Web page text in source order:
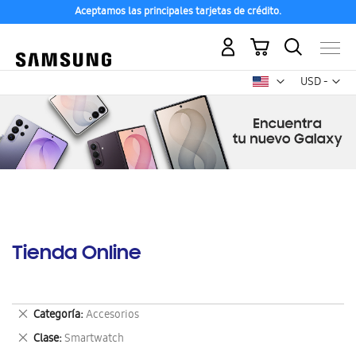
Aceptamos las principales tarjetas de crédito.
USD -
dólar
Mi carrito
Tienda Online
Categoría Accesorios
Eliminar
este
artículo
Clase Smartwatch
Eliminar